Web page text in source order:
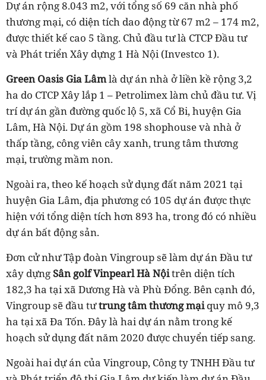
Dự án rộng 8.043 m2, với tổng số 69 căn nhà phố
thương mại, có diện tích dao động từ 67 m2 – 174 m2,
được thiết kế cao 5 tầng. Chủ đầu tư là CTCP Đầu tư
và Phát triển Xây dựng 1 Hà Nội (Investco 1).
Green Oasis Gia Lâmlà dự án nhà ở liền kề rộng 3,2
ha do CTCP Xây lắp 1 – Petrolimex làm chủ đầu tư. Vị
trí dự án gần đường quốc lộ 5, xã Cổ Bi, huyện Gia
Lâm, Hà Nội. Dự án gồm 198 shophouse và nhà ở
thấp tầng, công viên cây xanh, trung tâm thương
mại, trường mầm non.
Ngoài ra, theo kế hoạch sử dụng đất năm 2021 tại
huyện Gia Lâm, địa phương có 105 dự án được thực
hiện với tổng diện tích hơn 893 ha, trong đó có nhiều
dự án bất động sản.
Đơn cử như Tập đoàn Vingroup sẽ làm dự án Đầu tư
xây dựng Sân golf Vinpearl Hà Nộitrên diện tích
182,3 ha tại xã Dương Hà và Phù Đổng. Bên cạnh đó,
Vingroup sẽ đầu tưtrung tâm thương mạiquy mô 9,3
ha tại xã Đa Tốn. Đây là hai dự án nằm trong kế
hoạch sử dụng đất năm 2020 được chuyển tiếp sang.
Ngoài hai dự án của Vingroup, Công ty TNHH Đầu tư